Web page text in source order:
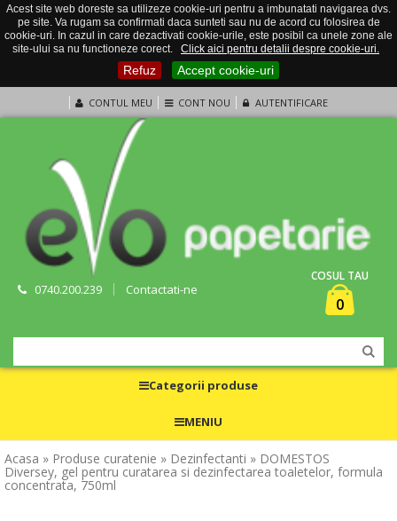
Acest site web doreste sa utilizeze cookie-uri pentru a imbunatati navigarea dvs.
pe site. Va rugam sa confirmati daca sunteti sau nu de acord cu folosirea de
cookie-uri. In cazul in care dezactivati cookie-urile, este posibil ca unele zone ale
site-ului sa nu functioneze corect.
Click aici pentru detalii despre cookie-uri.
Refuz Accept cookie-uri
CONTUL MEU CONT NOU AUTENTIFICARE
0740.200.239 Contactati-ne
COSUL TAU
0
Categorii produse
MENIU
Acasa » Produse curatenie » Dezinfectanti » DOMESTOS
Diversey, gel pentru curatarea si dezinfectarea toaletelor, formula
concentrata, 750ml